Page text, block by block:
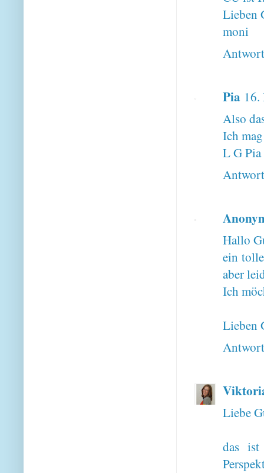
Lieben
moni
Pia
Also
Ich
L G Pia
Hallo
ein
aber
Ich
Lieben
Liebe
das